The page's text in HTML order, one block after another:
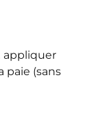
appliquer
paie (sans